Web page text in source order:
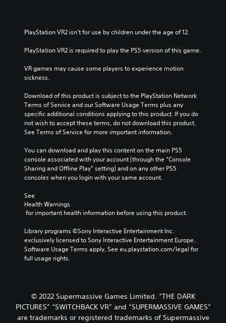
PlayStation VR2 isn’t for use by children under the age of 12.
PlayStation VR2 is required to play the PS5 version of this game.
VR games may cause some players to experience motion
sickness.
Download of this product is subject to the PlayStation Network
Terms of Service and our Software Usage Terms plus any
specific additional conditions applying to this product. If you do
not wish to accept these terms, do not download this product.
See Terms of Service for more important information.
You can download and play this content on the main PS5
console associated with your account (through the “Console
Sharing and Offline Play” setting) and on any other PS5
consoles when you login with your same account.
See
Health Warnings
for important health information before using this product.
Library programs ©Sony Interactive Entertainment Inc.
exclusively licensed to Sony Interactive Entertainment Europe.
Software Usage Terms apply, See eu.playstation.com/legal for
full usage rights.
© 2022 Supermassive Games Limited. “THE DARK
PICTURES” “SWITCHBACK VR” and “SUPERMASSIVE GAMES”
are trademarks or registered trademarks of Supermassive